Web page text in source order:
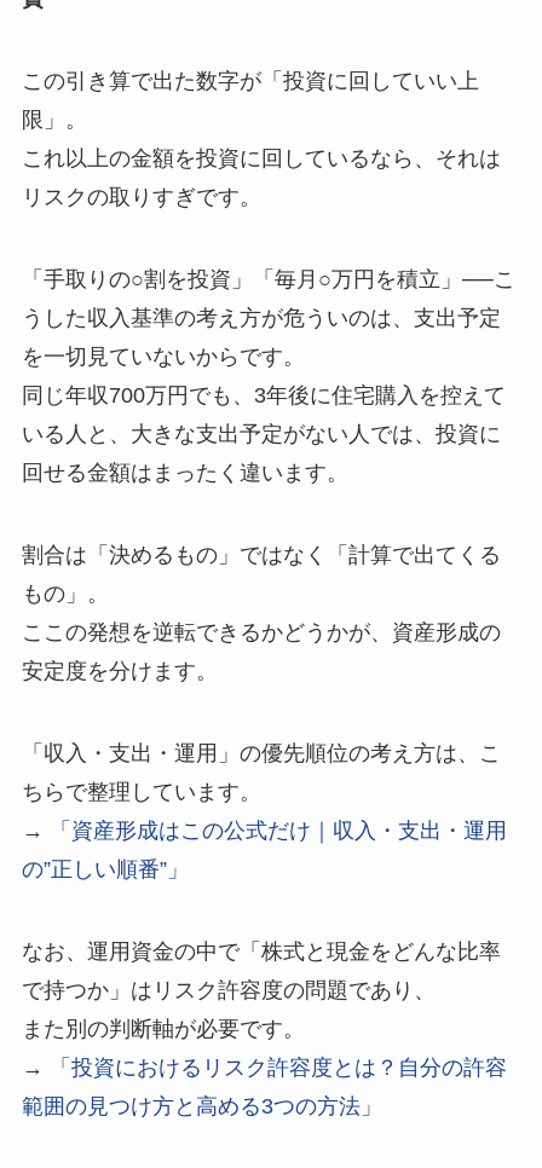
この引き算で出た数字が「投資に回していい上
限」。
これ以上の金額を投資に回しているなら、それは
リスクの取りすぎです。
「手取りの○割を投資」「毎月○万円を積立」──こ
うした収入基準の考え方が危ういのは、支出予定
を一切見ていないからです。
同じ年収700万円でも、3年後に住宅購入を控えて
いる人と、大きな支出予定がない人では、投資に
回せる金額はまったく違います。
割合は「決めるもの」ではなく「計算で出てくる
もの」。
ここの発想を逆転できるかどうかが、資産形成の
安定度を分けます。
「収入・支出・運用」の優先順位の考え方は、こ
ちらで整理しています。
→
「資産形成はこの公式だけ｜収入・支出・運用
の”正しい順番”」
なお、運用資金の中で「株式と現金をどんな比率
で持つか」はリスク許容度の問題であり、
また別の判断軸が必要です。
→
「投資におけるリスク許容度とは？自分の許容
範囲の見つけ方と高める3つの方法」